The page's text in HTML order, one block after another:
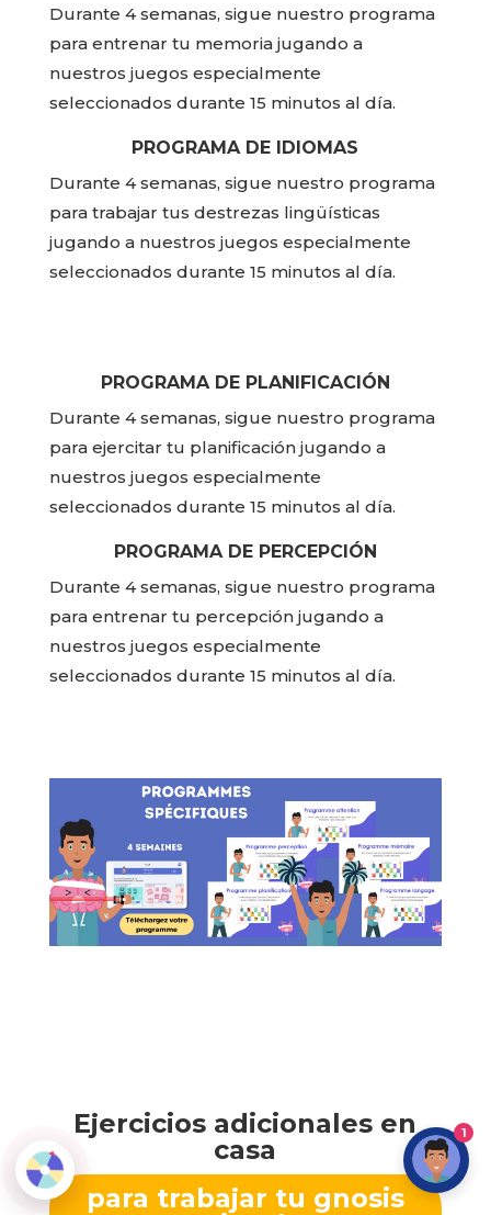
Durante 4 semanas, sigue nuestro programa
para entrenar tu memoria jugando a
nuestros juegos especialmente
seleccionados durante 15 minutos al día.
PROGRAMA DE IDIOMAS
Durante 4 semanas, sigue nuestro programa
para trabajar tus destrezas lingüísticas
jugando a nuestros juegos especialmente
seleccionados durante 15 minutos al día.
PROGRAMA DE PLANIFICACIÓN
Durante 4 semanas, sigue nuestro programa
para ejercitar tu planificación jugando a
nuestros juegos especialmente
seleccionados durante 15 minutos al día.
PROGRAMA DE PERCEPCIÓN
Durante 4 semanas, sigue nuestro programa
para entrenar tu percepción jugando a
nuestros juegos especialmente
seleccionados durante 15 minutos al día.
Ejercicios adicionales en
casa
para trabajar tu gnosis
1